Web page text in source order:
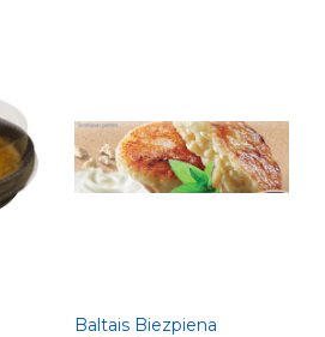
Baltais Biezpiena